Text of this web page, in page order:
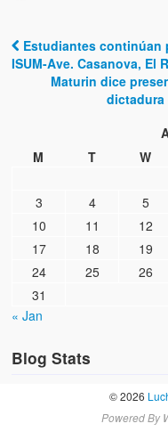
Víctimas del régimen
poder hasta el 31 de
Víctimas inocentes
¡¡¡Miserable traidor,
Fotos
Versos
Cuentos
Videos
Chistes
Post
Estudiantes
ISUM-Ave. Casanova, El
Maturin dice
dictadura
M
T W
3
4 5
10
11 12
17
18 19
24
25 26
31
« Jan
Blog Stats
© 2026
Powered By